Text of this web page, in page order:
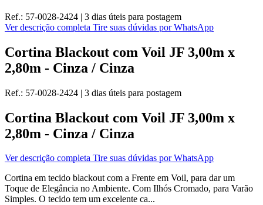
Ref.: 57-0028-2424 | 3 dias úteis para postagem
Ver descrição completa Tire suas dúvidas por WhatsApp
Cortina Blackout com Voil JF 3,00m x
2,80m - Cinza / Cinza
Ref.: 57-0028-2424 | 3 dias úteis para postagem
Cortina Blackout com Voil JF 3,00m x
2,80m - Cinza / Cinza
Ver descrição completa Tire suas dúvidas por WhatsApp
Cortina em tecido blackout com a Frente em Voil, para dar um
Toque de Elegância no Ambiente. Com Ilhós Cromado, para Varão
Simples. O tecido tem um excelente ca...